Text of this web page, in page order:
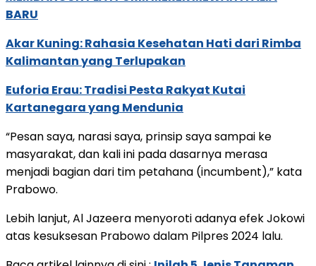
BARU
Akar Kuning: Rahasia Kesehatan Hati dari Rimba
Kalimantan yang Terlupakan
Euforia Erau: Tradisi Pesta Rakyat Kutai
Kartanegara yang Mendunia
“Pesan saya, narasi saya, prinsip saya sampai ke
masyarakat, dan kali ini pada dasarnya merasa
menjadi bagian dari tim petahana (incumbent),” kata
Prabowo.
Lebih lanjut, Al Jazeera menyoroti adanya efek Jokowi
atas kesuksesan Prabowo dalam Pilpres 2024 lalu.